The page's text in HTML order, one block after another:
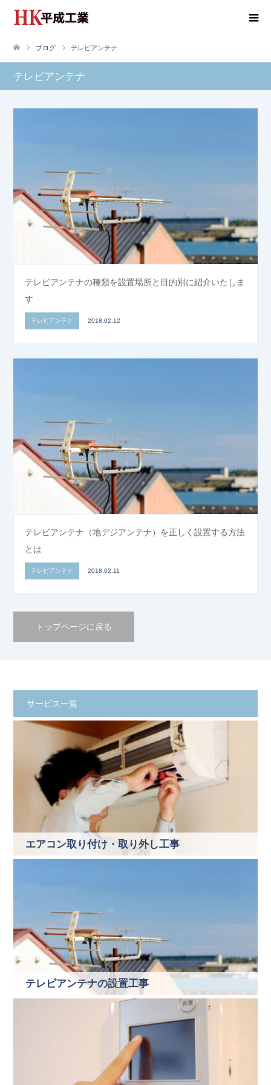
ブログ テレビアンテナ
テレビアンテナ
テレビアンテナの種類を設置場所と目的別に紹介いたしま
す
テレビアンテナ 2018.02.12
テレビアンテナ（地デジアンテナ）を正しく設置する方法
とは
テレビアンテナ 2018.02.11
トップページに戻る
サービス一覧
エアコン取り付け・取り外し工事
テレビアンテナの設置工事